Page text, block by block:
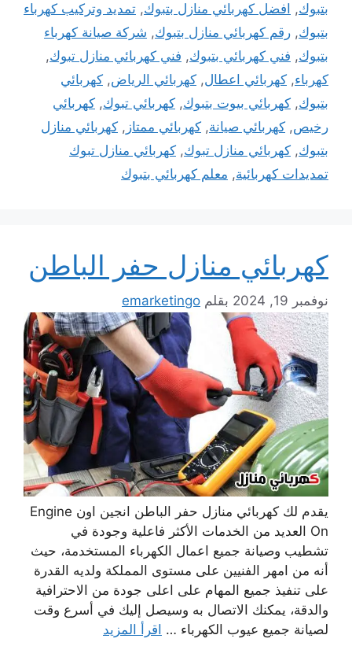
بتبوك, افضل كهربائي منازل بتبوك, تمديد وتركيب كهرباء
بتبوك, رقم كهربائي منازل بتبوك, شركة صيانة كهرباء
بتبوك, فني كهربائي بتبوك, فني كهربائي منازل تبوك,
كهرباء, كهربائي اعطال, كهربائي الرياض, كهربائي
بتبوك, كهربائي بيوت بتبوك, كهربائي تبوك, كهربائي
رخيص, كهربائي صيانة, كهربائي ممتاز , كهربائي منازل
بتبوك, كهربائي منازل تبوك, كهربائي منازل تبوك
تمديدات كهربائية, معلم كهربائي بتبوك
كهربائي منازل حفر الباطن
نوفمبر 19, 2024 بقلم emarketingo
يقدم لك كهربائي منازل حفر الباطن انجين اون Engine
On العديد من الخدمات الأكثر فاعلية وجودة في
تشطيب وصيانة جميع اعمال الكهرباء المستخدمة، حيث
أنه من امهر الفنيين على مستوى المملكة ولديه القدرة
على تنفيذ جميع المهام على اعلى جودة من الاحترافية
والدقة، يمكنك الاتصال به وسيصل إليك في أسرع وقت
لصيانة جميع عيوب الكهرباء … اقرأ المزيد